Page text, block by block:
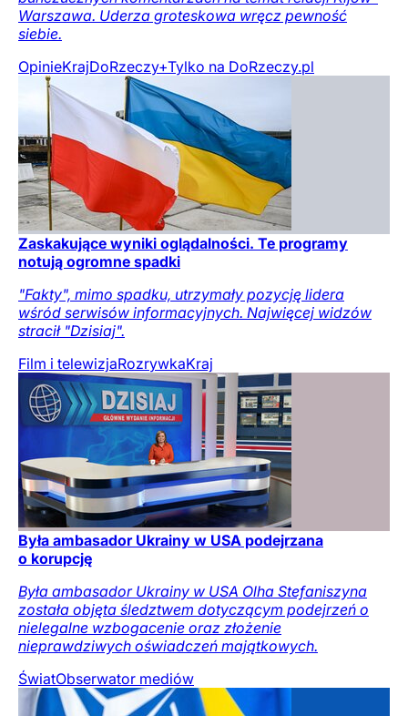
Warszawa. Uderza groteskowa wręcz pewność
siebie.
OpinieKrajDoRzeczy+Tylko na DoRzeczy.pl
Zaskakujące wyniki oglądalności. Te programy
notują ogromne spadki
"Fakty", mimo spadku, utrzymały pozycję lidera
wśród serwisów informacyjnych. Najwięcej widzów
stracił "Dzisiaj".
Film i telewizjaRozrywkaKraj
Była ambasador Ukrainy w USA podejrzana
o korupcję
Była ambasador Ukrainy w USA Olha Stefaniszyna
została objęta śledztwem dotyczącym podejrzeń o
nielegalne wzbogacenie oraz złożenie
nieprawdziwych oświadczeń majątkowych.
ŚwiatObserwator mediów